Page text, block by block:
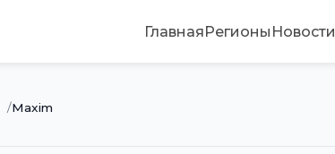
ГлавнаяРегионы Новости
Maxim